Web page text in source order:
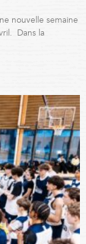
nouvelle semaine
Dans la